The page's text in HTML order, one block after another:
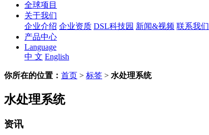
全球项目
关于我们
企业介绍 企业资质 DSL科技园 新闻&视频 联系我们
产品中心
Language
中 文 English
你所在的位置： 首页 > 标签 > 水处理系统
水处理系统
资讯